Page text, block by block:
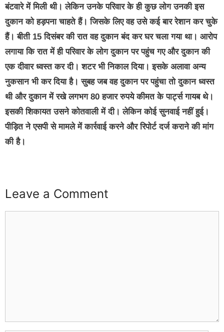
बंटवारे में मिली थी। लेकिन उनके परिवार के ही कुछ लोग उनकी इस
दुकान को हड़पना चाहते हैं। जिसके लिए वह उसे कई बार रेशान कर चुके
हैं। बीती 15 दिसंबर की रात वह दुकान बंद कर घर चला गया था। आरोप
लगाया कि रात में ही परिवार के लोग दुकान पर पहुंच गए और दुकान की
एक दीवार ध्वस्त कर दी। शटर भी निकाल दिया। इसके अलावा अन्य
नुकसान भी कर दिया है। सुबह जब वह दुकान पर पहुंचा तो दुकान ध्वस्त
थी और दुकान में रखे लगभग 80 हजार रुपये कीमत के पार्ट्स गायब थे।
इसकी शिकायत उसने कोतवाली में दी। लेकिन कोई सुनवाई नहीं हुई।
पीड़ित ने एसपी से मामले में कार्रवाई करने और रिपोर्ट दर्ज कराने की मांग
की है।
Leave a Comment